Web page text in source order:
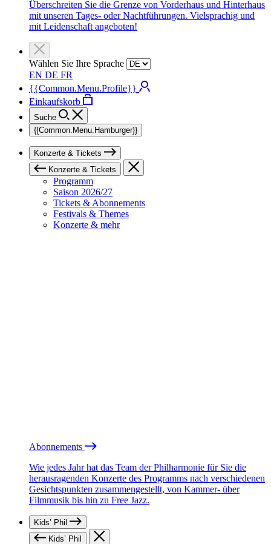
Überschreiten Sie die Grenze von Vorderhaus und Hinterhaus
mit unseren Tages- oder Nachtführungen. Vielsprachig und
mit Leidenschaft angeboten!
Wählen Sie Ihre Sprache
EN DE FR
{{Common.Menu.Profile}}
Einkaufskorb
Suche
{{Common.Menu.Hamburger}}
Konzerte & Tickets
Konzerte & Tickets
Programm
Saison 2026/27
Tickets & Abonnements
Festivals & Themes
Konzerte & mehr
Abonnements
Wie jedes Jahr hat das Team der Philharmonie für Sie die
herausragenden Konzerte des Programms nach verschiedenen
Gesichtspunkten zusammengestellt, von Kammer- über
Filmmusik bis hin zu Free Jazz.
Kids’ Phil
Kids’ Phil